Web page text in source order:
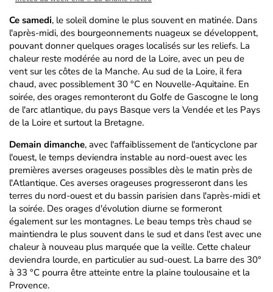
Ce samedi, le soleil domine le plus souvent en matinée. Dans
l'après-midi, des bourgeonnements nuageux se développent,
pouvant donner quelques orages localisés sur les reliefs. La
chaleur reste modérée au nord de la Loire, avec un peu de
vent sur les côtes de la Manche. Au sud de la Loire, il fera
chaud, avec possiblement 30 °C en Nouvelle-Aquitaine. En
soirée, des orages remonteront du Golfe de Gascogne le long
de l'arc atlantique, du pays Basque vers la Vendée et les Pays
de la Loire et surtout la Bretagne.
Demain dimanche, avec l'affaiblissement de l'anticyclone par
l'ouest, le temps deviendra instable au nord-ouest avec les
premières averses orageuses possibles dès le matin près de
l'Atlantique. Ces averses orageuses progresseront dans les
terres du nord-ouest et du bassin parisien dans l'après-midi et
la soirée. Des orages d'évolution diurne se formeront
également sur les montagnes. Le beau temps très chaud se
maintiendra le plus souvent dans le sud et dans l'est avec une
chaleur à nouveau plus marquée que la veille. Cette chaleur
deviendra lourde, en particulier au sud-ouest. La barre des 30°
à 33 °C pourra être atteinte entre la plaine toulousaine et la
Provence.